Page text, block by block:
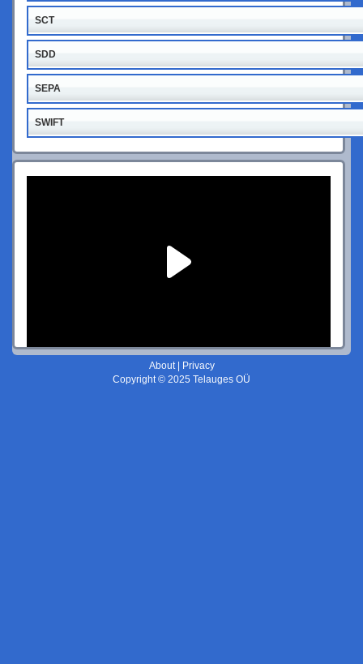
SCT
SDD
SEPA
SWIFT
About|
Privacy
Copyright © 2025 Telauges OÜ